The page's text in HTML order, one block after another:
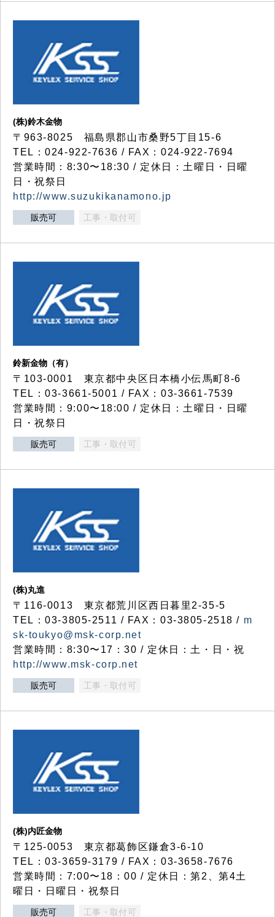
(株)鈴木金物
〒963-8025 福島県郡山市桑野5丁目15-6
TEL：024-922-7636 / FAX：024-922-7694
営業時間：8:30〜18:30 / 定休日：土曜日・日曜
日・祝祭日
http://www.suzukikanamono.jp
販売可 工事・取付可
鈴新金物（有）
〒103-0001 東京都中央区日本橋小伝馬町8-6
TEL：03-3661-5001 / FAX：03-3661-7539
営業時間：9:00〜18:00 / 定休日：土曜日・日曜
日・祝祭日
販売可 工事・取付可
(株)丸進
〒116-0013 東京都荒川区西日暮里2-35-5
TEL：03-3805-2511 / FAX：03-3805-2518 / m
sk-toukyo@msk-corp.net
営業時間：8:30〜17：30 / 定休日：土・日・祝
http://www.msk-corp.net
販売可 工事・取付可
(株)内匠金物
〒125-0053 東京都葛飾区鎌倉3-6-10
TEL：03-3659-3179 / FAX：03-3658-7676
営業時間：7:00〜18：00 / 定休日：第2、第4土
曜日・日曜日・祝祭日
販売可 工事・取付可